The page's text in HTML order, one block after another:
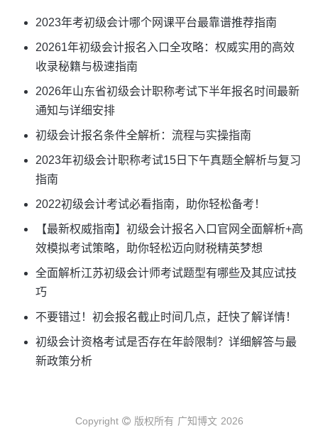
2023年考初级会计哪个网课平台最靠谱推荐指南
20261年初级会计报名入口全攻略：权威实用的高效
收录秘籍与极速指南
2026年山东省初级会计职称考试下半年报名时间最新
通知与详细安排
初级会计报名条件全解析：流程与实操指南
2023年初级会计职称考试15日下午真题全解析与复习
指南
2022初级会计考试必看指南，助你轻松备考！
【最新权威指南】初级会计报名入口官网全面解析+高
效模拟考试策略，助你轻松迈向财税精英梦想
全面解析江苏初级会计师考试题型有哪些及其应试技
巧
不要错过！初会报名截止时间几点，赶快了解详情！
初级会计资格考试是否存在年龄限制？详细解答与最
新政策分析
Copyright 版权所有 广知博文 2026